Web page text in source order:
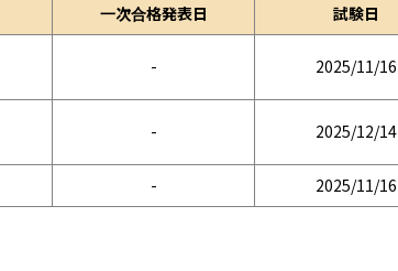
一次合格発表日 試験日
- 2025/11/16
- 2025/12/14
- 2025/11/16